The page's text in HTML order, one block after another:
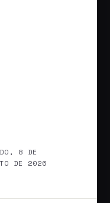
8 DE
DE 2026